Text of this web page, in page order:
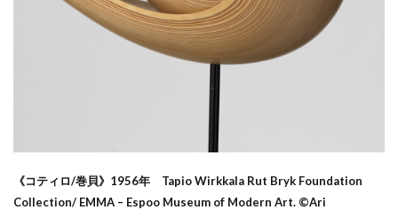
《コティロ/巻貝》1956年 Tapio Wirkkala Rut Bryk Foundation
Collection/ EMMA – Espoo Museum of Modern Art. ©Ari